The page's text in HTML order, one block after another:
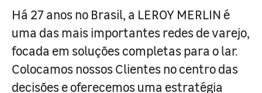
Há 27 anos no Brasil, a LEROY MERLIN é
uma das mais importantes redes de varejo,
focada em soluções completas para o lar.
Colocamos nossos Clientes no centro das
decisões e oferecemos uma estratégia